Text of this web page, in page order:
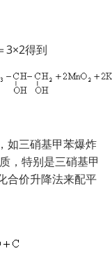
3×2得到
如三硝基甲苯爆炸
，特别是三硝基甲
合价升降法来配平